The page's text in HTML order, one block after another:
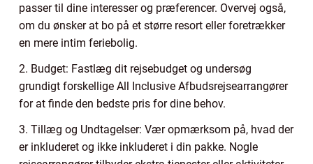
passer til dine interesser og præferencer. Overvej også,
om du ønsker at bo på et større resort eller foretrækker
en mere intim feriebolig.
2. Budget: Fastlæg dit rejsebudget og undersøg
grundigt forskellige All Inclusive Afbudsrejsearrangører
for at finde den bedste pris for dine behov.
3. Tillæg og Undtagelser: Vær opmærksom på, hvad der
er inkluderet og ikke inkluderet i din pakke. Nogle